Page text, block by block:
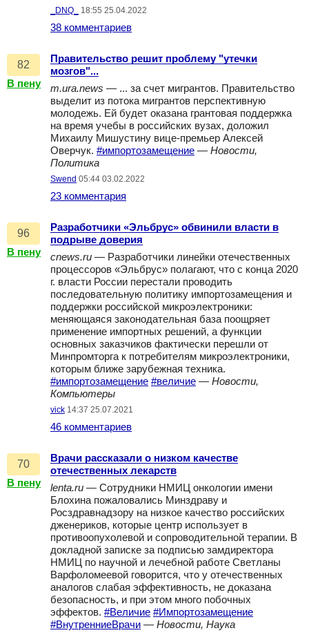
_DNQ_ 18:55 25.04.2022
38 комментариев
82
В пену
Правительство решит проблему "утечки
мозгов"...
m.ura.news — ... за счет мигрантов. Правительство
выделит из потока мигрантов перспективную
молодежь. Ей будет оказана грантовая поддержка
на время учебы в российских вузах, доложил
Михаилу Мишустину вице-премьер Алексей
Оверчук. #импортозамещение — Новости,
Политика
Swend 05:44 03.02.2022
23 комментария
96
В пену
Разработчики «Эльбрус» обвинили власти в
подрыве доверия
cnews.ru — Разработчики линейки отечественных
процессоров «Эльбрус» полагают, что с конца 2020
г. власти России перестали проводить
последовательную политику импортозамещения и
поддержки российской микроэлектроники:
меняющаяся законодательная база поощряет
применение импортных решений, а функции
основных заказчиков фактически перешли от
Минпромторга к потребителям микроэлектроники,
которым ближе зарубежная техника.
#импортозамещение #величие — Новости,
Компьютеры
vick 14:37 25.07.2021
46 комментариев
70
В пену
Врачи рассказали о низком качестве
отечественных лекарств
lenta.ru — Сотрудники НМИЦ онкологии имени
Блохина пожаловались Минздраву и
Росздравнадзору на низкое качество российских
дженериков, которые центр использует в
противоопухолевой и сопроводительной терапии. В
докладной записке за подписью замдиректора
НМИЦ по научной и лечебной работе Светланы
Варфоломеевой говорится, что у отечественных
аналогов слабая эффективность, не доказана
безопасность, и при этом много побочных
эффектов. #Величие #Импортозамещение
#ВнутренниеВрачи — Новости, Наука